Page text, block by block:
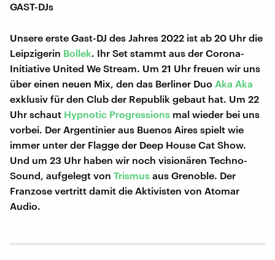
GAST-DJs
Unsere erste Gast-DJ des Jahres 2022 ist ab 20 Uhr die
Leipzigerin Bollek. Ihr Set stammt aus der Corona-
Initiative United We Stream. Um 21 Uhr freuen wir uns
über einen neuen Mix, den das Berliner Duo Aka Aka
exklusiv für den Club der Republik gebaut hat. Um 22
Uhr schaut Hypnotic Progressions mal wieder bei uns
vorbei. Der Argentinier aus Buenos Aires spielt wie
immer unter der Flagge der Deep House Cat Show.
Und um 23 Uhr haben wir noch visionären Techno-
Sound, aufgelegt von Trismus aus Grenoble. Der
Franzose vertritt damit die Aktivisten von Atomar
Audio.